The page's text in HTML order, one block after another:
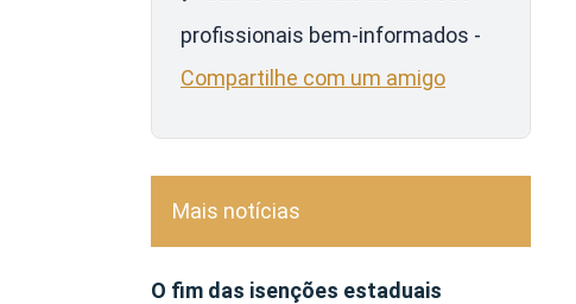
profissionais bem-informados -
Compartilhe com um amigo
Mais notícias
O fim das isenções estaduais